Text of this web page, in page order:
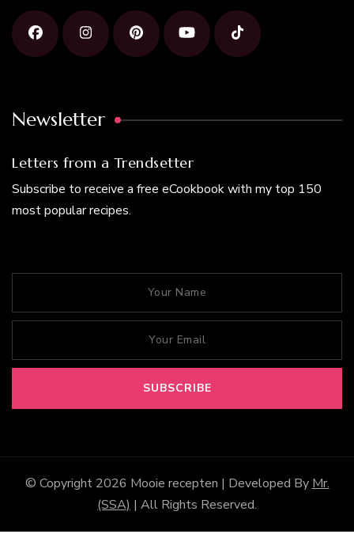
Newsletter
Letters from a Trendsetter
Subscribe to receive a free eCookbook with my top 150
most popular recipes.
© Copyright 2026 Mooie recepten | Developed By Mr.
(SSA) | All Rights Reserved.